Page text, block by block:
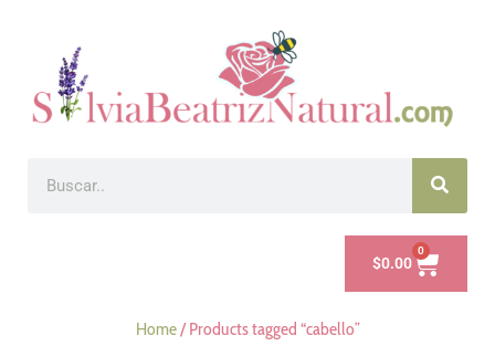
$0.00
0
Home/ Products tagged “cabello”